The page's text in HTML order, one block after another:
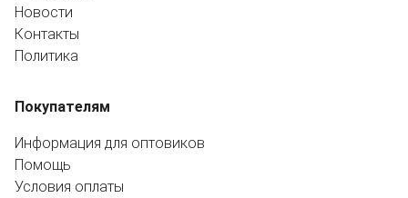
Новости
Контакты
Политика
Покупателям
Информация для оптовиков
Помощь
Условия оплаты